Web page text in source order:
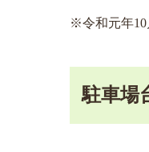
※令和元年10
駐車場